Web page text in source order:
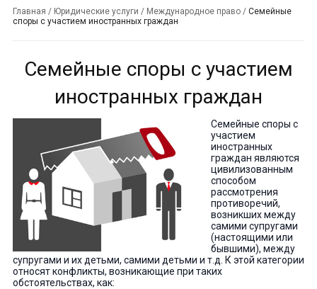
Главная / Юридические услуги / Международное право/ Семейные
споры с участием иностранных граждан
Семейные споры с участием
иностранных граждан
Семейные споры с
участием
иностранных
граждан являются
цивилизованным
способом
рассмотрения
противоречий,
возникших между
самими супругами
(настоящими или
бывшими), между
супругами и их детьми, самими детьми и т.д. К этой категории
относят конфликты, возникающие при таких
обстоятельствах, как: